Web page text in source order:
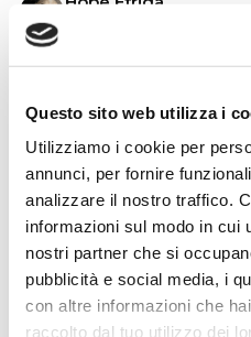
Questo sito web utilizza i
Utilizziamo i cookie per
annunci, per fornire
analizzare il nostro traffico.
informazioni sul modo in cui
nostri partner che si
pubblicità e social media, i
con altre informazioni che
raccolto dal tuo utilizzo dei
microfono professionale,
cavi vari come regali per il
strumento è a dir poco
prodotti è di alto livello. I
Simone Gasparoni
un mese fa